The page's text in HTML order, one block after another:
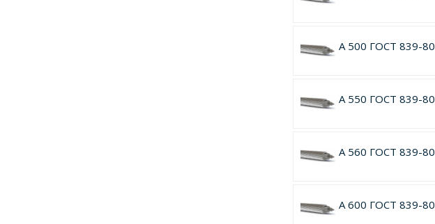
А 500 ГОСТ 839-80
А 550 ГОСТ 839-80
А 560 ГОСТ 839-80
А 600 ГОСТ 839-80